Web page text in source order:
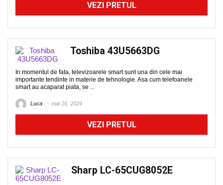
VEZI PRETUL
Toshiba 43U5663DG
In momentul de fata, televizoarele smart sunt una din cele mai
importante tendinte in materie de tehnologie. Asa cum telefoanele
smart au acaparat piata, se ...
Luca mai 16, 2024
VEZI PRETUL
Sharp LC-65CUG8052E